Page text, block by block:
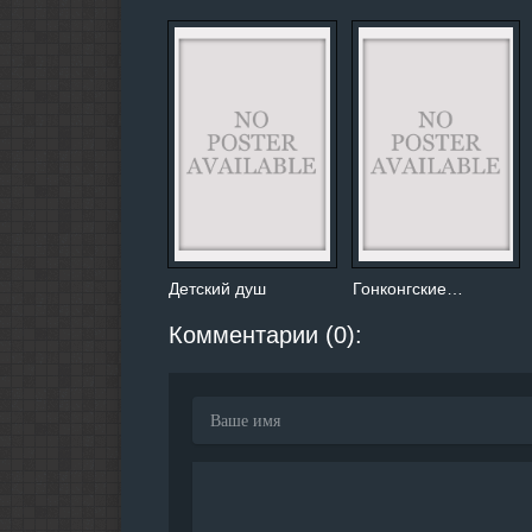
Детский душ Гонконгские…
Комментарии (0):